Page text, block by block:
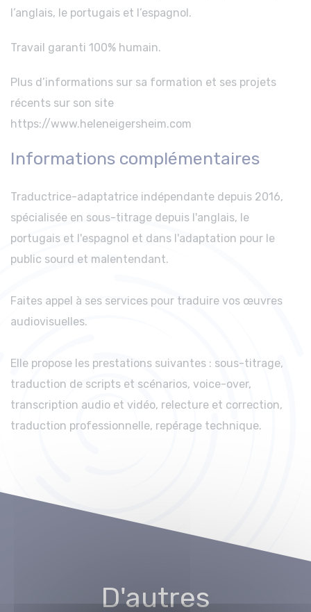
l’anglais, le portugais et l’espagnol.
Travail garanti 100% humain.
Plus d’informations sur sa formation et ses projets
récents sur son site
https://www.heleneigersheim.com
Informations complémentaires
Traductrice-adaptatrice indépendante depuis 2016,
spécialisée en sous-titrage depuis l'anglais, le
portugais et l'espagnol et dans l'adaptation pour le
public sourd et malentendant.
Faites appel à ses services pour traduire vos œuvres
audiovisuelles.
Elle propose les prestations suivantes : sous-titrage,
traduction de scripts et scénarios, voice-over,
transcription audio et vidéo, relecture et correction,
traduction professionnelle, repérage technique.
D'autres